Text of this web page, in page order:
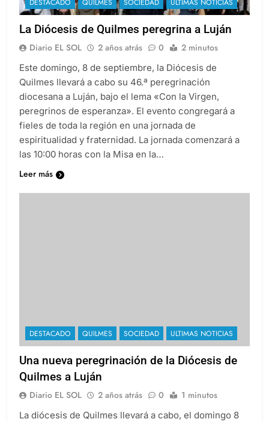
DESTACADO QUILMES SOCIEDAD ULTIMAS NOTICIAS
La Diócesis de Quilmes peregrina a Luján
Diario EL SOL 2 años atrás 0 2 minutos
Este domingo, 8 de septiembre, la Diócesis de
Quilmes llevará a cabo su 46.ª peregrinación
diocesana a Luján, bajo el lema «Con la Virgen,
peregrinos de esperanza». El evento congregará a
fieles de toda la región en una jornada de
espiritualidad y fraternidad. La jornada comenzará a
las 10:00 horas con la Misa en la…
Leer más
DESTACADO QUILMES SOCIEDAD ULTIMAS NOTICIAS
Una nueva peregrinación de la Diócesis de
Quilmes a Luján
Diario EL SOL 2 años atrás 0 1 minutos
La diócesis de Quilmes llevará a cabo, el domingo 8